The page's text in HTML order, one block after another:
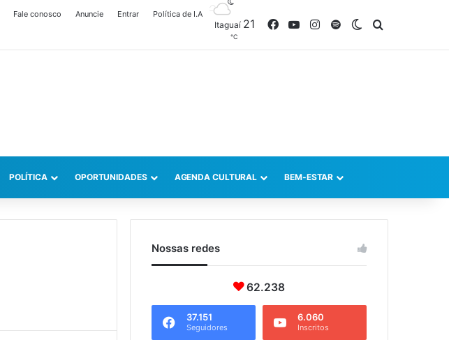
Fale conosco Anuncie Entrar Política de I.A
Itaguaí 21
℃
FacebookYouTubeInstagram
SpotifySwitch skin
POLÍTICA OPORTUNIDADES AGENDA CULTURAL BEM-ESTAR
Nossas redes
62.238
37.151
Seguidores
6.060
Inscritos